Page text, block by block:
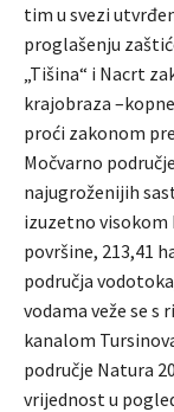
tim u svezi
proglašenju
„Tišina“ i Nacrt
krajobraza
proći zakonom
Močvarno
najugroženijih
izuzetno visokom
površine, 213,41
područja
vodama veže se s
kanalom
područje Natura
vrijednost u